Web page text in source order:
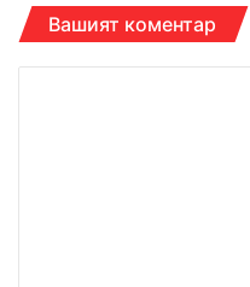
Вашият коментар